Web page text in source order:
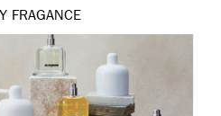
FRAGANCE